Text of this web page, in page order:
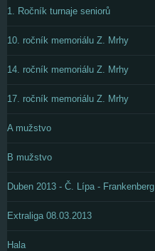
1. Ročník turnaje seniorů
10. ročník memoriálu Z. Mrhy
14. ročník memoriálu Z. Mrhy
17. ročník memoriálu Z. Mrhy
A mužstvo
B mužstvo
Duben 2013 - Č. Lípa - Frankenberg
Extraliga 08.03.2013
Hala